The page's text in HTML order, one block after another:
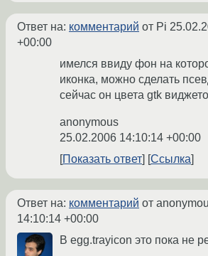
Ответ на: комментарий от Pi
+00:00
имелся ввиду фон на
иконка, можно сделать
сейчас он цвета gtk
anonymous
25.02.2006 14:10:14 +00:00
Показать ответ
Ссылка
Ответ на: комментарий от
14:10:14 +00:00
В egg.trayicon это пока не